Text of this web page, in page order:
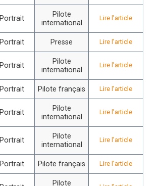
Portrait
Pilote
international
Lire l'article
Portrait Presse Lire l'article
Portrait
Pilote
international
Lire l'article
Portrait Pilote français Lire l'article
Portrait
Pilote
international
Lire l'article
Portrait
Pilote
international
Lire l'article
Portrait Pilote français Lire l'article
Pilote